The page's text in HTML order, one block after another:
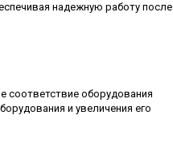
надежную работу после
соответствие оборудования
и увеличения его